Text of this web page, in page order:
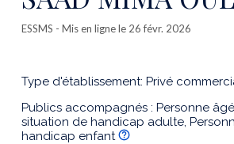
ESSMS - Mis en ligne le 26 févr. 2026
Type d'établissement: Privé
Publics accompagnés : Personne
situation de handicap adulte,
handicap enfant